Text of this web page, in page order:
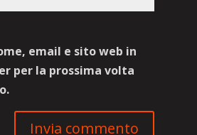
email e sito web in
per la prossima volta